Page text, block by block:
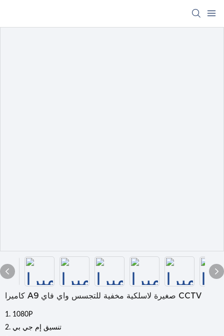
كاميرا A9 صغيرة لاسلكية مخفية للتجسس واي فاي CCTV
1. 1080P
2. تنسيق إم جي بي